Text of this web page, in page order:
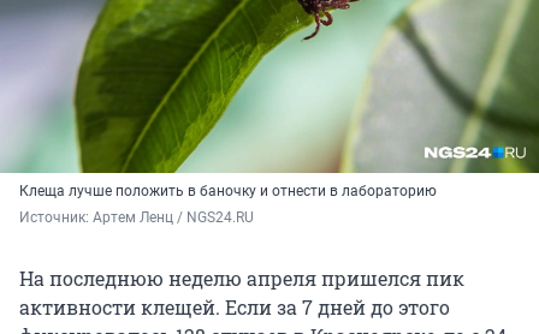
Клеща лучше положить в баночку и отнести в лабораторию
Источник: Артем Ленц / NGS24.RU
На последнюю неделю апреля пришелся пик
активности клещей. Если за 7 дней до этого